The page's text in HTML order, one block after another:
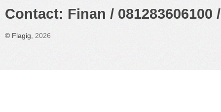
Contact: Finan /
© Flagig , 2026